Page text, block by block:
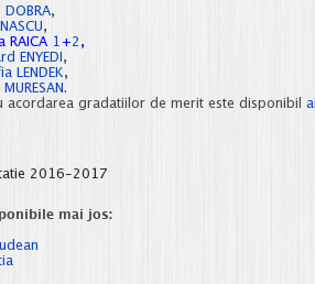
,
,
RAICA
+2 ,
ENYEDI ,
LENDEK,
.
acordarea gradatiilor de merit este disponibil
2016-2017
mai jos: